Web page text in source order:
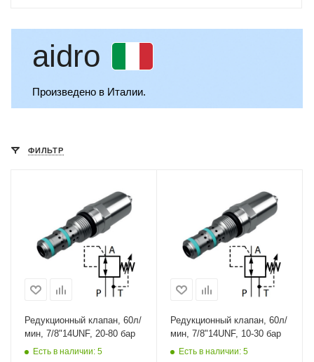
aidro
Произведено в Италии.
ФИЛЬТР
Редукционный клапан, 60л/
мин, 7/8"14UNF, 20-80 бар
Есть в наличии: 5
Редукционный клапан, 60л/
мин, 7/8"14UNF, 10-30 бар
Есть в наличии: 5